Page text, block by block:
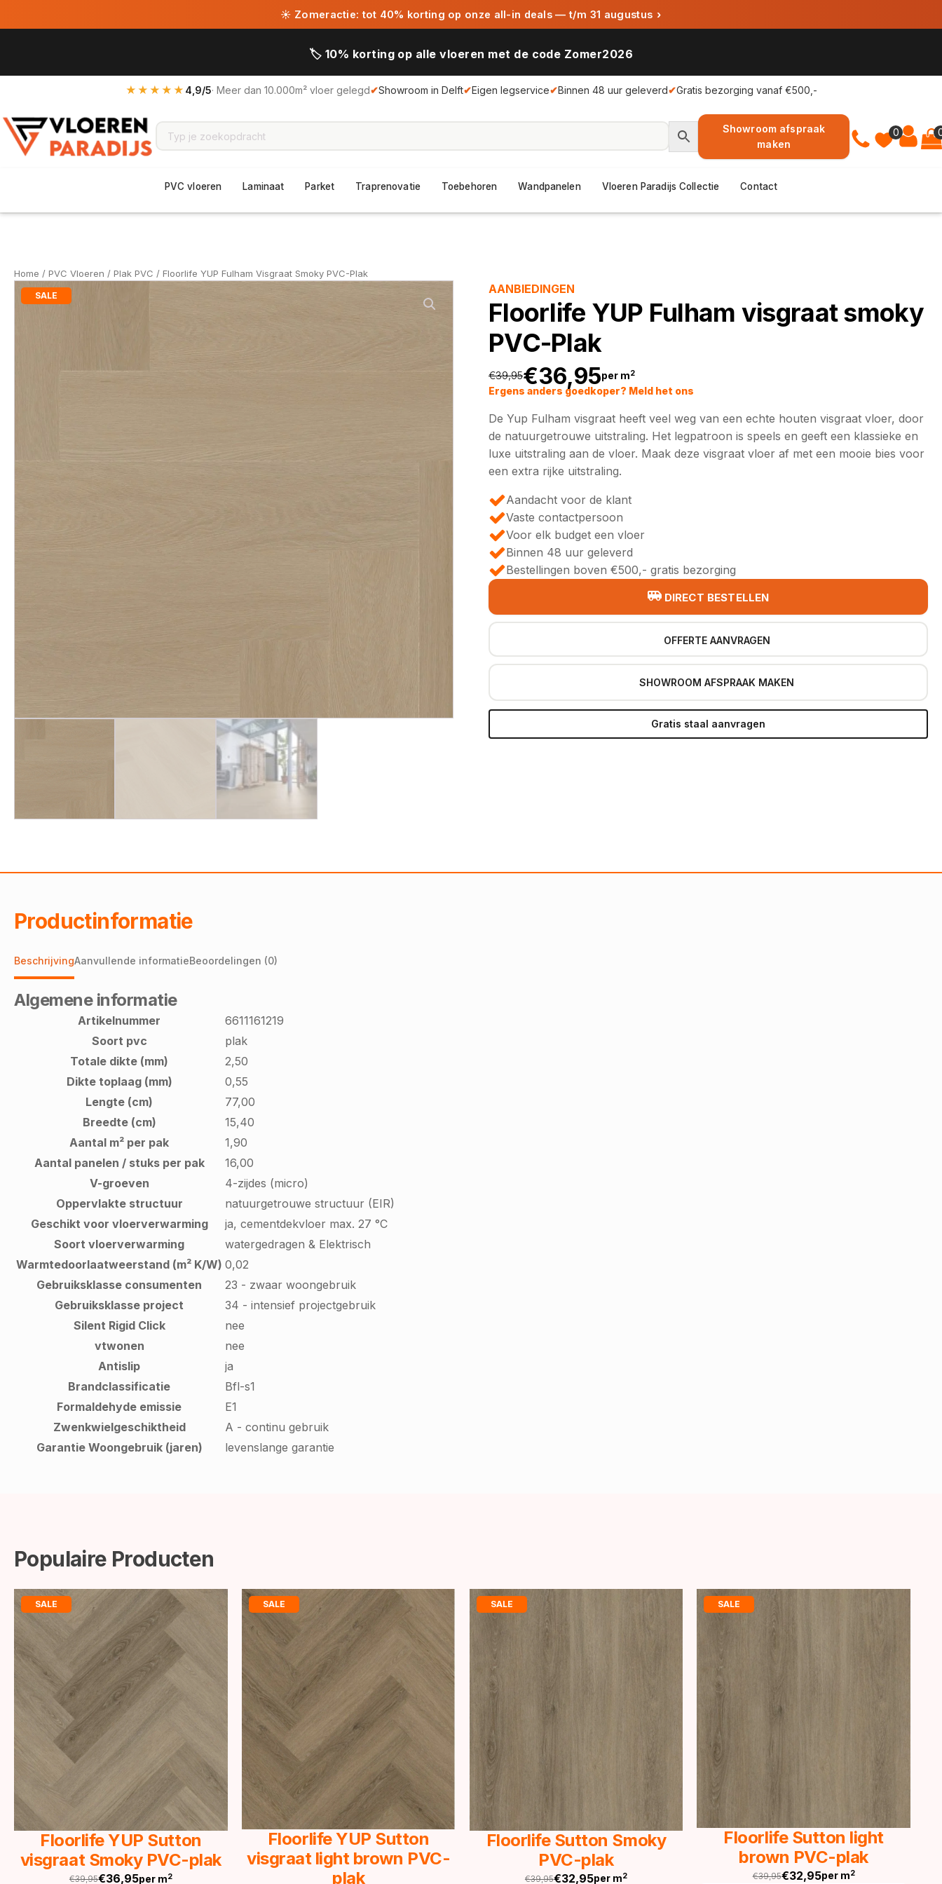
☀ Zomeractie: tot 40% korting op onze all-in deals — t/m 31 augustus ›
🏷️ 10% korting op alle vloeren met de code Zomer2026
★★★★★ 4,9/5· Meer dan 10.000m² vloer gelegd✔Showroom in Delft✔Eigen legservice✔Binnen 48 uur geleverd✔Gratis bezorging vanaf €500,-
0
Showroom afspraak
maken
PVC vloeren Laminaat Parket Traprenovatie Toebehoren Wandpanelen Vloeren Paradijs Collectie Contact
Home / PVC Vloeren / Plak PVC / Floorlife YUP Fulham Visgraat Smoky PVC-Plak
SALE AANBIEDINGEN
Floorlife YUP Fulham visgraat smoky
PVC-Plak
€39,95
Oorspronkelijke
prijs
was:
€39,95.
€36,95
Huidige
prijs
is:
€36,95.
per m2
Ergens anders goedkoper? Meld het ons
De Yup Fulham visgraat heeft veel weg van een echte houten visgraat vloer, door
de natuurgetrouwe uitstraling. Het legpatroon is speels en geeft een klassieke en
luxe uitstraling aan de vloer. Maak deze visgraat vloer af met een mooie bies voor
een extra rijke uitstraling.
Aandacht voor de klant
Vaste contactpersoon
Voor elk budget een vloer
Binnen 48 uur geleverd
Bestellingen boven €500,- gratis bezorging
DIRECT BESTELLEN
OFFERTE AANVRAGEN
SHOWROOM AFSPRAAK MAKEN
Gratis staal aanvragen
Productinformatie
BeschrijvingAanvullende informatieBeoordelingen (0)
Algemene informatie
Artikelnummer
6611161219
Soort pvc
plak
Totale dikte (mm)
2,50
Dikte toplaag (mm)
0,55
Lengte (cm)
77,00
Breedte (cm)
15,40
Aantal m² per pak
1,90
Aantal panelen / stuks per pak
16,00
V-groeven
4-zijdes (micro)
Oppervlakte structuur
natuurgetrouwe structuur (EIR)
Geschikt voor vloerverwarming
ja, cementdekvloer max. 27 °C
Soort vloerverwarming
watergedragen & Elektrisch
Warmtedoorlaatweerstand (m² K/W) 0,02
Gebruiksklasse consumenten
23 - zwaar woongebruik
Gebruiksklasse project
34 - intensief projectgebruik
Silent Rigid Click
nee
vtwonen
nee
Antislip
ja
Brandclassificatie
Bfl-s1
Formaldehyde emissie
E1
Zwenkwielgeschiktheid
A - continu gebruik
Garantie Woongebruik (jaren)
levenslange garantie
Populaire Producten
SALE
Floorlife YUP Sutton
visgraat Smoky PVC-plak
€39,95€36,95per m2
SALE
Floorlife YUP Sutton
visgraat light brown PVC-
plak
SALE
Floorlife Sutton Smoky
PVC-plak
€39,95€32,95per m2
SALE
Floorlife Sutton light
brown PVC-plak
€39,95€32,95per m2